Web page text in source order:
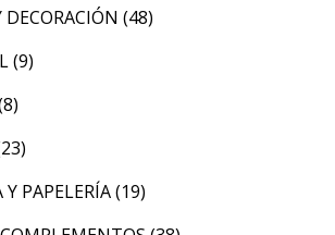
DECORACIÓN (48)
(9)
Y PAPELERÍA(19)